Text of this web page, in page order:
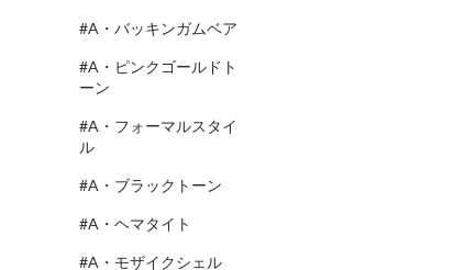
#A・バッキンガムベア
#A・ピンクゴールドト
ーン
#A・フォーマルスタイ
ル
#A・ブラックトーン
#A・ヘマタイト
#A・モザイクシェル